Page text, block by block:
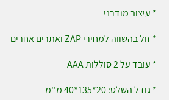
* עיצוב מודרני
* זול בהשווה למחירי ZAP ואתרים אחרים
* עובד על 2 סוללות AAA
* גודל השלט: 20*135*40 מ''מ